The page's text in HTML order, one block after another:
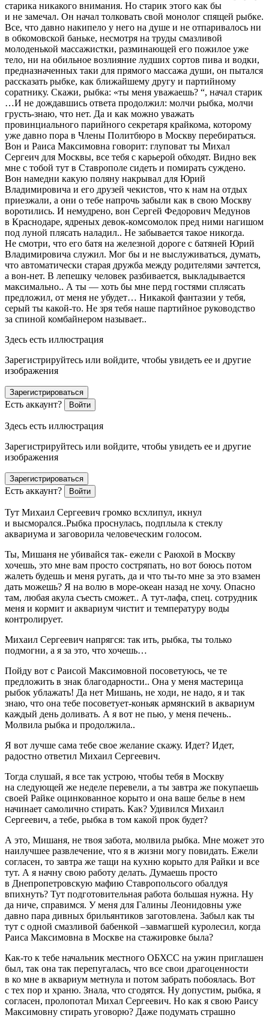
старика никакого внимания. Но старик этого как бы
и не замечал. Он начал толковать свой монолог спящей рыбке.
Все, что давно накипело у него на душе и не отпаривалось ни
в обкомовской баньке, несмотря на труды смазливой
молоденькой массажистки, разминающей его пожилое уже
тело, ни на обильное возлияние лудших сортов пива и водки,
предназначенных таки для прямого массажа души, он пытался
рассказать рыбке, как ближайшему другу и партийному
соратнику. Скажи, рыбка: «ты меня уважаешь? “, начал старик
…И не дождавшись ответа продолжил: молчи рыбка, молчи
грусть-знаю, что нет. Да и как можно уважать
провинциального парийного секретаря крайкома, которому
уже давно пора в Члены Политбюро в Москву перебираться.
Вон и Раиса Максимовна говорит: глуповат ты Михал
Сергеич для Москвы, все тебя с карьерой обходят. Видно век
мне с тобой тут в Ставрополе сидеть и помирать суждено.
Вон намедни какую поляну накрывал для Юрий
Владимировича и его друзей чекистов, что к нам на отдых
приезжали, а они о тебе напрочь забыли как в свою Москву
воротились. И немудрено, вон Сергей Федорович Медунов
в Краснодаре, ядреных девок-комсомолок пред ними нагишом
под луной плясать наладил.. Не забывается такое никогда.
Не смотри, что его батя на железной дороге с батяней Юрий
Владимировича служил. Мог бы и не выслуживаться, думать,
что автоматически старая дружба между родителями зачтется,
а вон-нет. В лепешку человек разбивается, выкладывается
максимально.. А ты — хоть бы мне перд гостями сплясать
предложил, от меня не убудет… Никакой фантазии у тебя,
серый ты какой-то. Не зря тебя наше партийное руководство
за спиной комбайнером называет..
Здесь есть иллюстрация
Зарегистрируйтесь или войдите, чтобы увидеть ее и другие
изображения
Зарегистрироваться
Есть аккаунт? Войти
Здесь есть иллюстрация
Зарегистрируйтесь или войдите, чтобы увидеть ее и другие
изображения
Зарегистрироваться
Есть аккаунт? Войти
Тут Михаил Сергеевич громко всхлипул, икнул
и высморался..Рыбка проснулась, подплыла к стеклу
аквариума и заговорила человеческим голосом.
Ты, Мишаня не убивайся так- ежели с Раюхой в Москву
хочешь, это мне вам просто состряпать, но вот боюсь потом
жалеть будешь и меня ругать, да и что ты-то мне за это взамен
дать можешь? Я на волю в море-океан назад не хочу. Опасно
там, любая акула съесть сможет.. А тут-лафа, спец. сотрудник
меня и кормит и аквариум чистит и температуру воды
контролирует.
Михаил Сергеевич напрягся: так ить, рыбка, ты только
подмогни, а я за это, что хочешь…
Пойду вот с Раисой Максимовной посоветуюсь, че те
предложить в знак благодарности.. Она у меня мастерица
рыбок ублажать! Да нет Мишань, не ходи, не надо, я и так
знаю, что она тебе посоветует-коньяк армянский в аквариум
каждый день доливать. А я вот не пью, у меня печень..
Молвила рыбка и продолжила..
Я вот лучше сама тебе свое желание скажу. Идет? Идет,
радостно ответил Михаил Сергеевич.
Тогда слушай, я все так устрою, чтобы тебя в Москву
на следующей же неделе перевели, а ты завтра же покупаешь
своей Райке оцинкованное корыто и она ваше белье в нем
начинает самолично стирать. Как? Удивился Михаил
Сергеевич, а тебе, рыбка в том какой прок будет?
А это, Мишаня, не твоя забота, молвила рыбка. Мне может это
наилучшее развлечение, что я в жизни могу повидать. Ежели
согласен, то завтра же тащи на кухню корыто для Райки и все
тут. А я начну свою работу делать. Думаешь просто
в Днепропетровскую мафию Ставропольсого обалдуя
впихнуть? Тут подготовительная работа большая нужна. Ну
да ниче, справимся. У меня для Галины Леонидовны уже
давно пара дивных брильянтиков заготовлена. Забыл как ты
тут с одной смазливой бабенкой –завмагшей куролесил, когда
Раиса Максимовна в Москве на стажировке была?
Как-то к тебе начальник местного ОБХСС на ужин приглашен
был, так она так перепугалась, что все свои драгоценности
в ко мне в аквариум метнула и потом забрать побоялась. Вот
с тех пор и храню. Знала, что сгодятся. Ну допустим, рыбка, я
согласен, пролопотал Михал Сергеевич. Но как я свою Раису
Максимовну стирать уговорю? Даже подумать страшно